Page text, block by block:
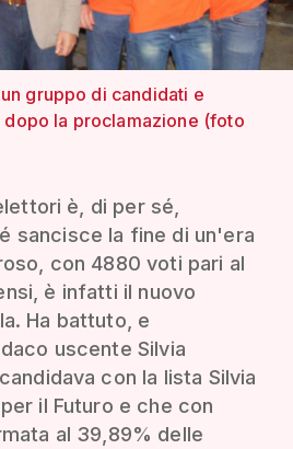
gruppo di candidati e
la proclamazione (foto
è, di per sé,
sancisce la fine di un'era
con 4880 voti pari al
è infatti il nuovo
Ha battuto, e
uscente Silvia
con la lista Silvia
il Futuro e che con
al 39,89% delle